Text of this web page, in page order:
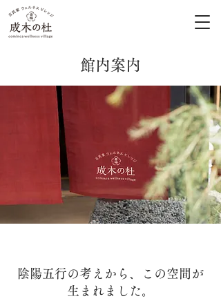
館内案内
陰陽五行の考えから、この空間が
生まれました。